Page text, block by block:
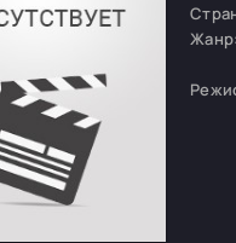
Жанр: